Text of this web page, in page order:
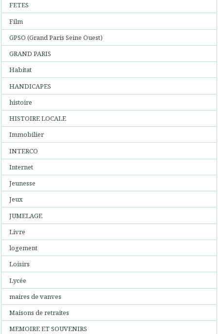
FETES
Film
GPSO (Grand Paris Seine Ouest)
GRAND PARIS
Habitat
HANDICAPES
histoire
HISTOIRE LOCALE
Immobilier
INTERCO
Internet
Jeunesse
Jeux
JUMELAGE
Livre
logement
Loisirs
Lycée
maires de vanves
Maisons de retraites
MEMOIRE ET SOUVENIRS